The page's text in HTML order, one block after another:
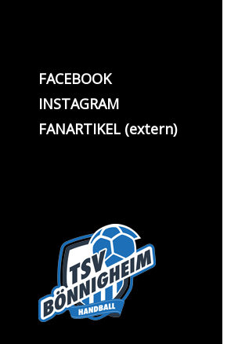
FACEBOOK
INSTAGRAM
FANARTIKEL (extern)